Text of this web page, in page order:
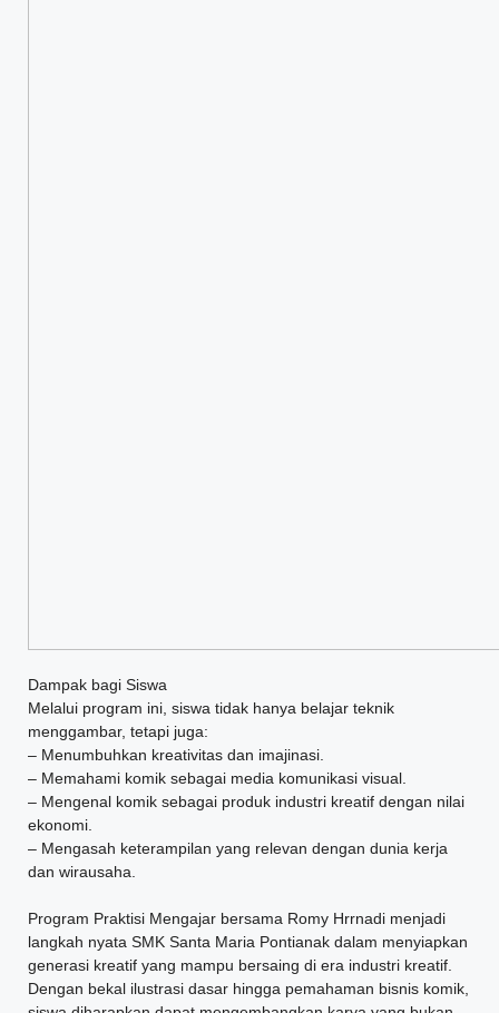
Dampak bagi Siswa
Melalui program ini, siswa tidak hanya belajar teknik
menggambar, tetapi juga:
– Menumbuhkan kreativitas dan imajinasi.
– Memahami komik sebagai media komunikasi visual.
– Mengenal komik sebagai produk industri kreatif dengan nilai
ekonomi.
– Mengasah keterampilan yang relevan dengan dunia kerja
dan wirausaha.
Program Praktisi Mengajar bersama Romy Hrrnadi menjadi
langkah nyata SMK Santa Maria Pontianak dalam menyiapkan
generasi kreatif yang mampu bersaing di era industri kreatif.
Dengan bekal ilustrasi dasar hingga pemahaman bisnis komik,